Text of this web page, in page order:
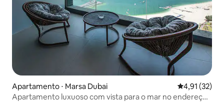
Apartamento ⋅ Marsa Dubai 4,91 de uma
4,91 (32)
Apartamento luxuoso com vista para o mar no endereço